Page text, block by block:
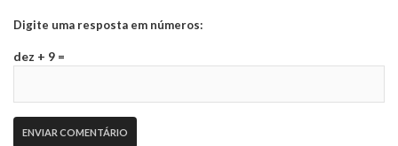
Digite uma resposta em números:
dez + 9 =